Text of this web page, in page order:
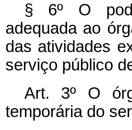
§ 6º O
adequada ao
das atividades
serviço público
Art. 3º O
temporária do